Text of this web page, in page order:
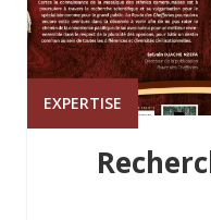
EXPERTISE